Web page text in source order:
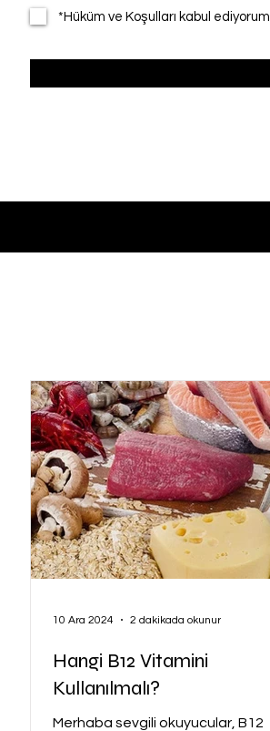
*Hüküm ve Koşulları kabul ediyorum.
Hangi B12 Vitamini
Kullanılmalı?
Merhaba sevgili okuyucular, B12
10 Ara 2024 2 dakikada okunur